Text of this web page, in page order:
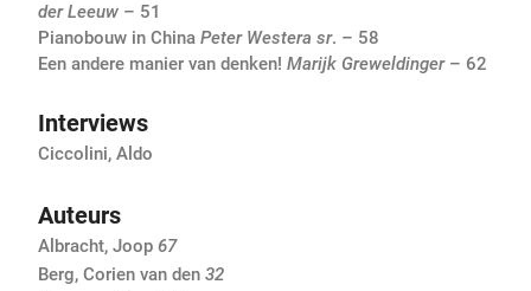
der Leeuw – 51
Pianobouw in China Peter Westera sr. – 58
Een andere manier van denken! Marijk Greweldinger – 62
Interviews
Ciccolini, Aldo
Auteurs
Albracht, Joop 67
Berg, Corien van den 32